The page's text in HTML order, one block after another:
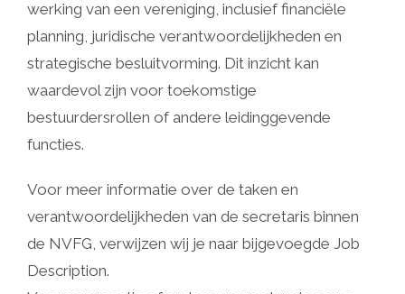
werking van een vereniging, inclusief financiële
planning, juridische verantwoordelijkheden en
strategische besluitvorming. Dit inzicht kan
waardevol zijn voor toekomstige
bestuurdersrollen of andere leidinggevende
functies.
Voor meer informatie over de taken en
verantwoordelijkheden van de secretaris binnen
de NVFG, verwijzen wij je naar bijgevoegde Job
Description.